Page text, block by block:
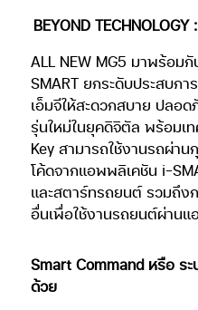
BEYOND
ALL NEW MG5 มาพร้อม
SMART ยกระดับประสบก
เอ็มจีให้สะดวกสบาย ปลอ
รุ่นใหม่ในยุคดิจิตัล พร้อมเ
Key สามารถใช้งานรถผ่า
โค้ดจากแอพพลิเคชัน i-
และสตาร์ทรถยนต์ รวมถึ
อื่นเพื่อใช้งานรถยนต์ผ่านแ
Smart Command หรือ ร
ด้วย